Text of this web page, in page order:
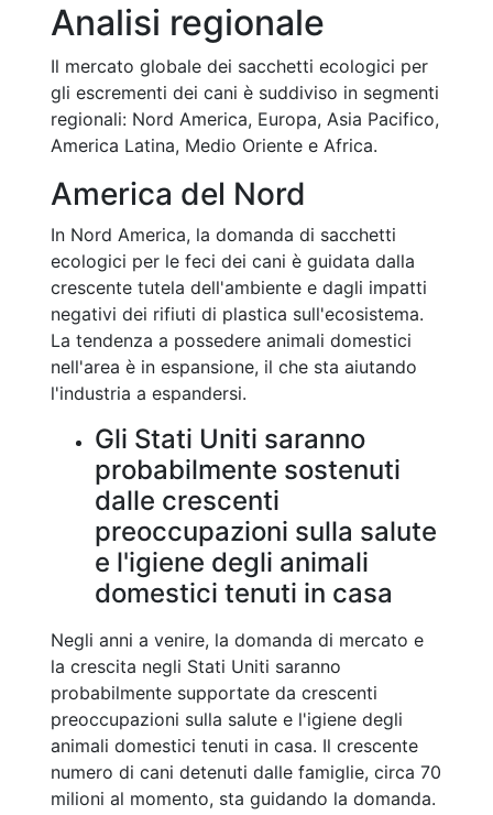
Analisi regionale
Il mercato globale dei sacchetti ecologici per
gli escrementi dei cani è suddiviso in segmenti
regionali: Nord America, Europa, Asia Pacifico,
America Latina, Medio Oriente e Africa.
America del Nord
In Nord America, la domanda di sacchetti
ecologici per le feci dei cani è guidata dalla
crescente tutela dell'ambiente e dagli impatti
negativi dei rifiuti di plastica sull'ecosistema.
La tendenza a possedere animali domestici
nell'area è in espansione, il che sta aiutando
l'industria a espandersi.
Gli Stati Uniti saranno
probabilmente sostenuti
dalle crescenti
preoccupazioni sulla salute
e l'igiene degli animali
domestici tenuti in casa
Negli anni a venire, la domanda di mercato e
la crescita negli Stati Uniti saranno
probabilmente supportate da crescenti
preoccupazioni sulla salute e l'igiene degli
animali domestici tenuti in casa. Il crescente
numero di cani detenuti dalle famiglie, circa 70
milioni al momento, sta guidando la domanda.